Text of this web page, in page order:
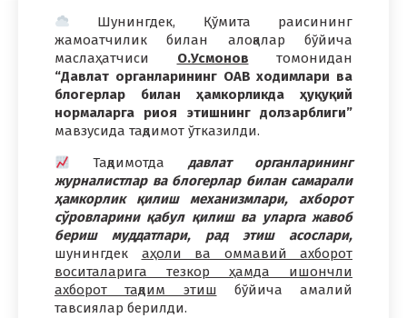
Шунингдек, Қўмита раисининг
жамоатчилик билан алоқалар бўйича
маслаҳатчиси О.Усмонов томонидан
“Давлат органларининг ОАВ ходимлари ва
блогерлар билан ҳамкорликда ҳуқуқий
нормаларга риоя этишнинг долзарблиги”
мавзусида тақдимот ўтказилди.
Тақдимотда давлат органларининг
журналистлар ва блогерлар билан самарали
ҳамкорлик қилиш механизмлари, ахборот
сўровларини қабул қилиш ва уларга жавоб
бериш муддатлари, рад этиш асослари,
шунингдек аҳоли ва оммавий ахборот
воситаларига тезкор ҳамда ишончли
ахборот тақдим этиш бўйича амалий
тавсиялар берилди.